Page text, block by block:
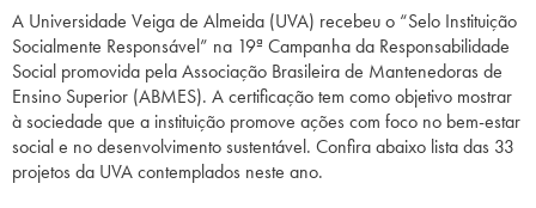
A Universidade Veiga de Almeida (UVA) recebeu o “Selo Instituição
Socialmente Responsável” na 19ª Campanha da Responsabilidade
Social promovida pela Associação Brasileira de Mantenedoras de
Ensino Superior (ABMES). A certificação tem como objetivo mostrar
à sociedade que a instituição promove ações com foco no bem-estar
social e no desenvolvimento sustentável. Confira abaixo lista das 33
projetos da UVA contemplados neste ano.